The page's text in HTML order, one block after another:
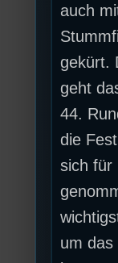
auch
gekürt.
geht
44.
die
sich für
um das